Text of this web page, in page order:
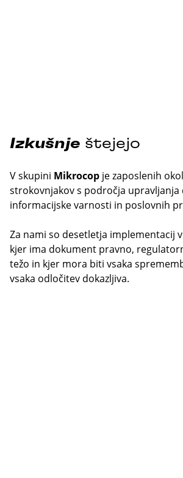
Izkušnje štejejo
V skupini Mikrocop je zaposlenih
strokovnjakov s področja upravljanja
informacijske varnosti in poslovnih
Za nami so desetletja implementacij
kjer ima dokument pravno,
težo in kjer mora biti vsaka
vsaka odločitev dokazljiva.